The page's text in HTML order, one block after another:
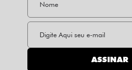
ASSINAR